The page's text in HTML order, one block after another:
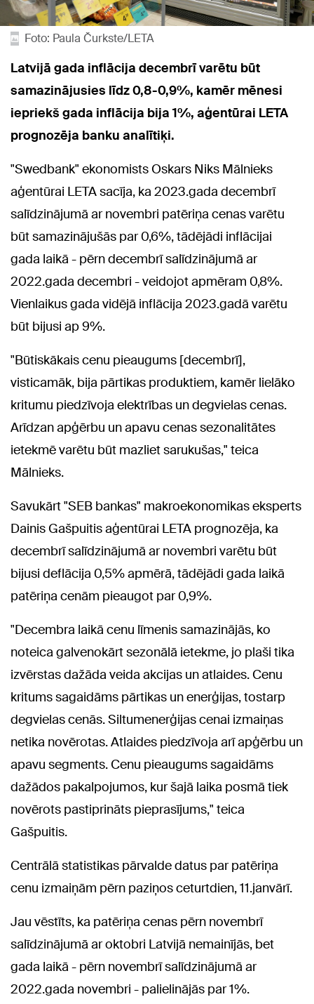
Foto: Paula Čurkste/LETA
Latvijā gada inflācija decembrī varētu būt
samazinājusies līdz 0,8-0,9%, kamēr mēnesi
iepriekš gada inflācija bija 1%, aģentūrai LETA
prognozēja banku analītiķi.
"Swedbank" ekonomists Oskars Niks Mālnieks
aģentūrai LETA sacīja, ka 2023.gada decembrī
salīdzinājumā ar novembri patēriņa cenas varētu
būt samazinājušās par 0,6%, tādējādi inflācijai
gada laikā - pērn decembrī salīdzinājumā ar
2022.gada decembri - veidojot apmēram 0,8%.
Vienlaikus gada vidējā inflācija 2023.gadā varētu
būt bijusi ap 9%.
"Būtiskākais cenu pieaugums [decembrī],
visticamāk, bija pārtikas produktiem, kamēr lielāko
kritumu piedzīvoja elektrības un degvielas cenas.
Arīdzan apģērbu un apavu cenas sezonalitātes
ietekmē varētu būt mazliet sarukušas," teica
Mālnieks.
Savukārt "SEB bankas" makroekonomikas eksperts
Dainis Gašpuitis aģentūrai LETA prognozēja, ka
decembrī salīdzinājumā ar novembri varētu būt
bijusi deflācija 0,5% apmērā, tādējādi gada laikā
patēriņa cenām pieaugot par 0,9%.
"Decembra laikā cenu līmenis samazinājās, ko
noteica galvenokārt sezonālā ietekme, jo plaši tika
izvērstas dažāda veida akcijas un atlaides. Cenu
kritums sagaidāms pārtikas un enerģijas, tostarp
degvielas cenās. Siltumenerģijas cenai izmaiņas
netika novērotas. Atlaides piedzīvoja arī apģērbu un
apavu segments. Cenu pieaugums sagaidāms
dažādos pakalpojumos, kur šajā laika posmā tiek
novērots pastiprināts pieprasījums," teica
Gašpuitis.
Centrālā statistikas pārvalde datus par patēriņa
cenu izmaiņām pērn paziņos ceturtdien, 11.janvārī.
Jau vēstīts, ka patēriņa cenas pērn novembrī
salīdzinājumā ar oktobri Latvijā nemainījās, bet
gada laikā - pērn novembrī salīdzinājumā ar
2022.gada novembri - palielinājās par 1%.